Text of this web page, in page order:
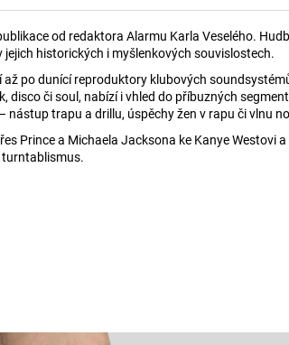
od redaktora Alarmu Karla Veselého.
historických i myšlenkových souvislostech.
po dunící reproduktory klubových
disco či soul, nabízí i vhled do příbuzných
nástup trapu a drillu, úspěchy žen v rapu či vlnu
Prince a Michaela Jacksona ke Kanye
turntablismus.